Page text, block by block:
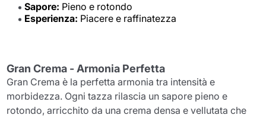
Sapore: Pieno e rotondo
Esperienza: Piacere e raffinatezza
Gran Crema - Armonia Perfetta
Gran Crema è la perfetta armonia tra intensità e
morbidezza. Ogni tazza rilascia un sapore pieno e
rotondo, arricchito da una crema densa e vellutata che